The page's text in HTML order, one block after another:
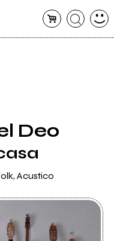
Deo
Acustico